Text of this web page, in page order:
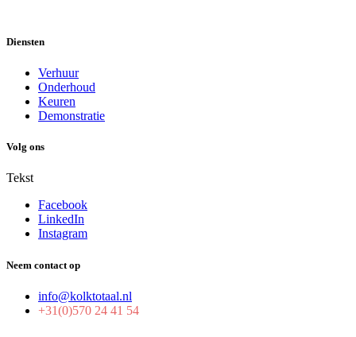
Diensten
Verhuur
Onderhoud
Keuren
Demonstratie
Volg ons
Tekst
Facebook
LinkedIn
Instagram
Neem contact op
info@kolktotaal.nl
+31(0)570 24 41 54